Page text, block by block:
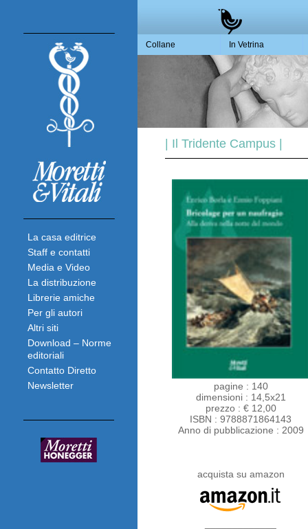
La casa editrice
Staff e contatti
Media e Video
La distribuzione
Librerie amiche
Per gli autori
Altri siti
Download – Norme
editoriali
Contatto Diretto
Newsletter
Collane In Vetrina
| Il Tridente Campus |
pagine : 140
dimensioni : 14,5x21
prezzo : € 12,00
ISBN : 9788871864143
Anno di pubblicazione : 2009
acquista su amazon